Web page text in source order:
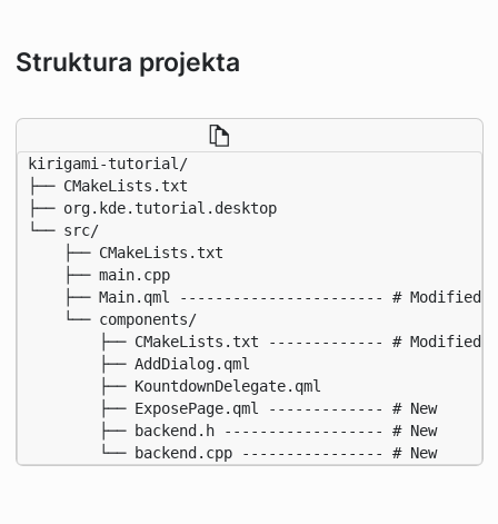
Struktura projekta
kirigami-tutorial/
├── CMakeLists.txt
├── org.kde.tutorial.desktop
└── src/
    ├── CMakeLists.txt
    ├── main.cpp
    ├── Main.qml ----------------------- # Modified
    └── components/
        ├── CMakeLists.txt ------------- # Modified
        ├── AddDialog.qml
        ├── KountdownDelegate.qml
        ├── ExposePage.qml ------------- # New
        ├── backend.h ------------------ # New
        └── backend.cpp ---------------- # New